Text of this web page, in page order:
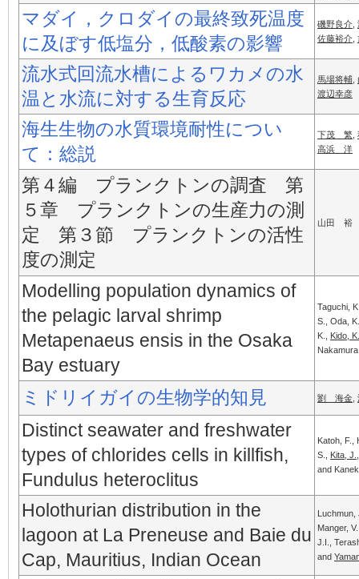
マダイ，クロダイの最終致死温度
に及ぼす低塩分，低酸素の影響
磯野良介
佐藤裕介
流水式回流水槽によるワカメの水
温と水流に対する生育反応
馬場将輔
渡辺幸彦
海生生物の水質環境耐性につい
て：総説
下茂 繁
高浜 洋
第４編 プランクトンの調査 第
５章 プランクトンの生産力の測
定 第３節 プランクトンの活性
度の測定
山田 裕
Modelling population dynamics of
the pelagic larval shrimp
Metapenaeus ensis in the Osaka
Bay estuary
Taguchi,
S., Oda,
K., Kido, K.
ミドリイガイの生物学的知見 劉 海金
Distinct seawater and freshwater
types of chlorides cells in killfish,
Fundulus heteroclitus
Katoh, F.,
S., Kita, J.
and
Holothurian distribution in the
lagoon at La Preneuse and Baie du
Cap, Mauritius, Indian Ocean
Luchmun,
Manger,
J.I.,
and